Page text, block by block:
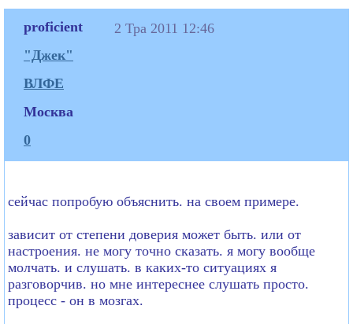
proficient
"Джек"
ВЛФЕ
Москва
0
2 Тра 2011 12:46
сейчас попробую объяснить. на своем примере.
зависит от степени доверия может быть. или от
настроения. не могу точно сказать. я могу вообще
молчать. и слушать. в каких-то ситуациях я
разговорчив. но мне интереснее слушать просто.
процесс - он в мозгах.